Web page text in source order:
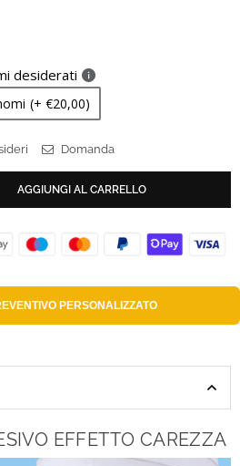
desiderati
(+ €20,00)
Domanda
AGGIUNGI AL CARRELLO
PERSONALIZZATO
EFFETTO CAREZZA